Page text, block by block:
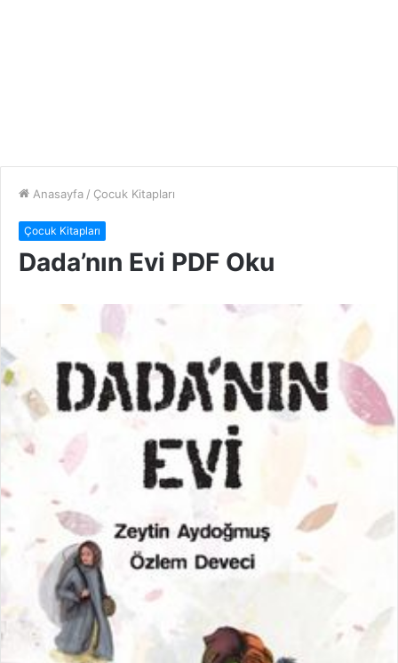
Anasayfa / Çocuk Kitapları
Çocuk Kitapları
Dada’nın Evi PDF Oku